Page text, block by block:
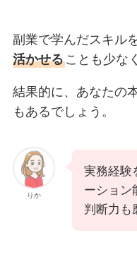
副業で学んだスキルを
活かせることも少な
結果的に、あなたの
もあるでしょう。
りか
実務経験
ーション
判断力も